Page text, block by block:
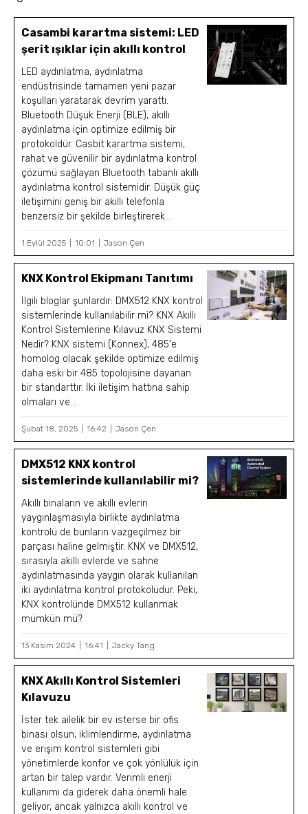
Casambi karartma sistemi: LED
şerit ışıklar için akıllı kontrol
LED aydınlatma, aydınlatma
endüstrisinde tamamen yeni pazar
koşulları yaratarak devrim yarattı.
Bluetooth Düşük Enerji (BLE), akıllı
aydınlatma için optimize edilmiş bir
protokoldür. Casbit karartma sistemi,
rahat ve güvenilir bir aydınlatma kontrol
çözümü sağlayan Bluetooth tabanlı akıllı
aydınlatma kontrol sistemidir. Düşük güç
iletişimini geniş bir akıllı telefonla
benzersiz bir şekilde birleştirerek...
1 Eylül 2025 10:01 Jason Çen
KNX Kontrol Ekipmanı Tanıtımı
İlgili bloglar şunlardır: DMX512 KNX kontrol
sistemlerinde kullanılabilir mi? KNX Akıllı
Kontrol Sistemlerine Kılavuz KNX Sistemi
Nedir? KNX sistemi (Konnex), 485'e
homolog olacak şekilde optimize edilmiş
daha eski bir 485 topolojisine dayanan
bir standarttır. İki iletişim hattına sahip
olmaları ve...
Şubat 18, 2025 16:42 Jason Çen
DMX512 KNX kontrol
sistemlerinde kullanılabilir mi?
Akıllı binaların ve akıllı evlerin
yaygınlaşmasıyla birlikte aydınlatma
kontrolü de bunların vazgeçilmez bir
parçası haline gelmiştir. KNX ve DMX512,
sırasıyla akıllı evlerde ve sahne
aydınlatmasında yaygın olarak kullanılan
iki aydınlatma kontrol protokolüdür. Peki,
KNX kontrolünde DMX512 kullanmak
mümkün mü?
13 Kasım 2024 16:41 Jacky Tang
KNX Akıllı Kontrol Sistemleri
Kılavuzu
İster tek ailelik bir ev isterse bir ofis
binası olsun, iklimlendirme, aydınlatma
ve erişim kontrol sistemleri gibi
yönetimlerde konfor ve çok yönlülük için
artan bir talep vardır. Verimli enerji
kullanımı da giderek daha önemli hale
geliyor, ancak yalnızca akıllı kontrol ve